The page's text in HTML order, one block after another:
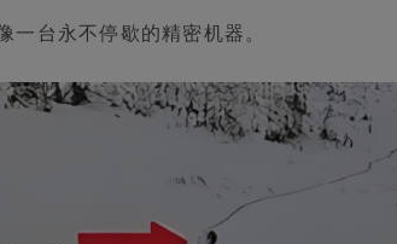
台永不停歇的精密机器。